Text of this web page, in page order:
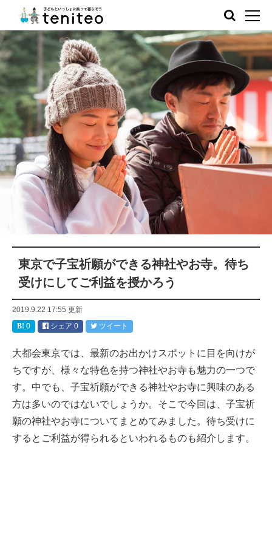
東京で子宝祈願ができる神社やお寺。待ち
受けにしてご利益を授かろう
2019.9.22 17:55 更新
0
シェア 0 ツイート
大都会東京では、最新のお出かけスポットに目を向けが
ちですが、様々な特色を持つ神社やお寺も魅力の一つで
す。中でも、子宝祈願ができる神社やお寺に興味のある
方は多いのではないでしょうか。そこで今回は、子宝祈
願の神社やお寺についてまとめてみました。待ち受けに
するとご利益が得られるといわれるものも紹介します。